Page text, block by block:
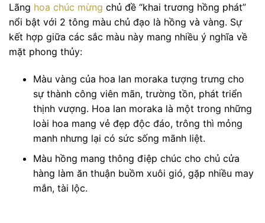
Lãng hoa chúc mừng chủ đề “khai trương hồng phát”
nổi bật với 2 tông màu chủ đạo là hồng và vàng. Sự
kết hợp giữa các sắc màu này mang nhiều ý nghĩa về
mặt phong thủy:
Màu vàng của hoa lan moraka tượng trưng cho
sự thành công viên mãn, trường tồn, phát triển
thịnh vượng. Hoa lan moraka là một trong những
loài hoa mang vẻ đẹp độc đáo, trông thì mỏng
manh nhưng lại có sức sống mãnh liệt.
Màu hồng mang thông điệp chúc cho chủ cửa
hàng làm ăn thuận buồm xuôi gió, gặp nhiều may
mắn, tài lộc.